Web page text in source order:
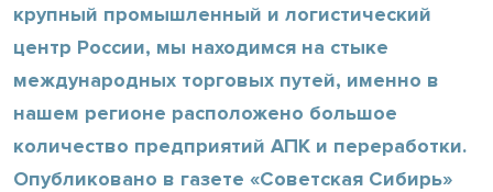
крупный промышленный и логистический
центр России, мы находимся на стыке
международных торговых путей, именно в
нашем регионе расположено большое
количество предприятий АПК и переработки.
Опубликовано в газете «Советская Сибирь»